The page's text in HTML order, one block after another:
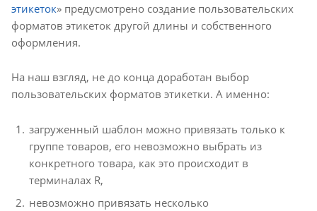
этикеток» предусмотрено создание пользовательских
форматов этикеток другой длины и собственного
оформления.
На наш взгляд, не до конца доработан выбор
пользовательских форматов этикетки. А именно:
загруженный шаблон можно привязать только к
группе товаров, его невозможно выбрать из
конкретного товара, как это происходит в
терминалах R,
невозможно привязать несколько